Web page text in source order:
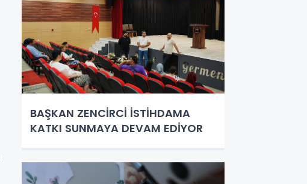
BAŞKAN ZENCİRCİ İSTİHDAMA
KATKI SUNMAYA DEVAM EDİYOR